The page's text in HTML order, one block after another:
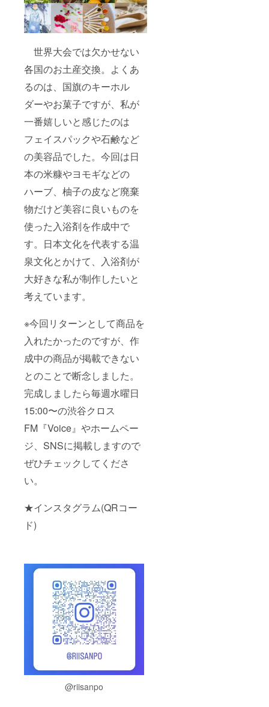
世界大会では欠かせない
各国のお土産交換。よくあ
るのは、国旗のキーホル
ダーやお菓子ですが、私が
一番嬉しいと感じたのは
フェイスパックや石鹸など
の美容品でした。今回は日
本の米糠やヨモギなどの
ハーブ、柚子の皮など廃棄
物だけど美容に良いものを
使った入浴剤を作成中で
す。日本文化を代表する温
泉文化とかけて、入浴剤が
大好きな私が制作したいと
考えています。
※今回リターンとして商品を
入れたかったのですが、作
成中の商品が掲載できない
とのことで断念しました。
完成しましたら毎週水曜日
15:00〜の渋谷クロス
FM『Voice』やホームペー
ジ、SNSに掲載しますので
ぜひチェックしてくださ
い。
★インスタグラム(QRコー
ド)
@riisanpo